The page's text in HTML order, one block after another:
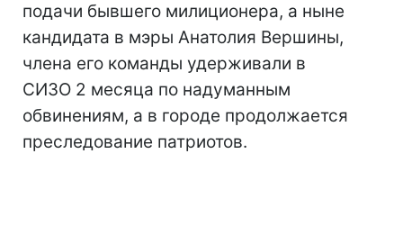
подачи бывшего милиционера, а ныне
кандидата в мэры Анатолия Вершины,
члена его команды удерживали в
СИЗО 2 месяца по надуманным
обвинениям, а в городе продолжается
преследование патриотов.